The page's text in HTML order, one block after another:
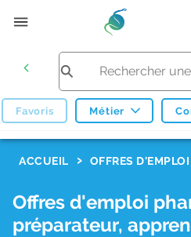
Favoris Métier
ACCUEIL OFFRES D'EMPLOI
Offres d'emploi
préparateur,